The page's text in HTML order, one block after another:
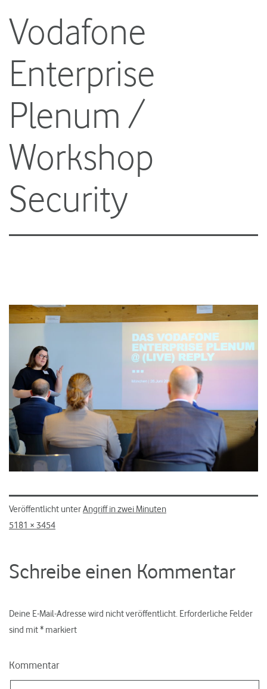
Vodafone
Enterprise
Plenum /
Workshop
Security
Veröffentlicht unterAngriff in zwei Minuten
Originalgröße
5181 × 3454
Schreibe einen Kommentar
Deine E-Mail-Adresse wird nicht veröffentlicht. Erforderliche Felder
sind mit* markiert
Kommentar